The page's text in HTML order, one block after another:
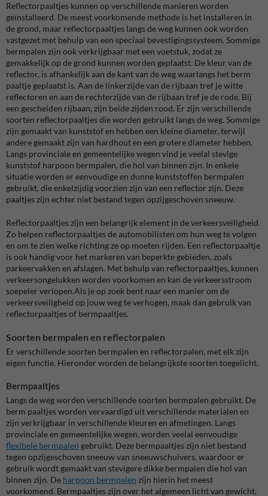
Reflectorpaaltjes kunnen op verschillende manieren worden
geïnstalleerd. De meest voorkomende methode is het installeren in
de grond, maar reflectorpaaltjes langs de weg kunnen ook worden
vastgezet met behulp van een speciaal bevestigingssysteem. Sommige
bermpalen zijn ook verkrijgbaar met een voetstuk, zodat ze
gemakkelijk op de grond kunnen worden geplaatst. De kleur van de
reflector, is afhankelijk aan de kant van de weg waarlangs het berm
paaltje geplaatst is. Aan de linkerzijde van de rijbaan tref je witte
reflectoren en aan de rechterzijde van de rijbaan tref je de rode. Bij
een gescheiden rijbaan, zijn beide zijden rood. Er zijn verschillende
soorten reflectorpaaltjes die worden gebruikt langs de weg. Sommige
zijn gemaakt van kunststof en hebben een kleine diameter, terwijl
andere gemaakt zijn van hardhout en een grotere diameter hebben.
Langs provinciale en gemeentelijke wegen vind je veelal stevige
kunststof harpoon bermpalen, die hol van binnen zijn. In enkele
situatie worden er eenvoudige en dunne kunststoffen bermpalen
gebruikt, die enkelzijdig voorzien zijn van een reflector zijn. Deze
paaltjes zijn echter niet bestand tegen opzijgeschoven sneeuw.
Reflectorpaaltjes zijn een belangrijk element in de verkeersveiligheid.
Zo helpen reflectorpaaltjes de automobilisten om hun weg te volgen
en om te zien welke richting ze op moeten rijden. Een reflectorpaaltje
is ook handig voor het markeren van beperkte gebieden, zoals
parkeervakken en afslagen. Met behulp van reflectorpaaltjes, kunnen
verkeersongelukken worden voorkomen en kan de verkeersstroom
soepeler verlopen.Als je op zoek bent naar een manier om de
verkeersveiligheid op jouw weg te verhogen, maak dan gebruik van
reflectorpaaltjes of bermpaaltjes.
Soorten bermpalen en reflectorpalen
Er verschillende soorten bermpalen en reflectorpalen, met elk zijn
eigen functie. Hieronder worden de belangrijkste soorten toegelicht.
Bermpaaltjes
Langs de weg worden verschillende soorten bermpalen gebruikt. De
berm paaltjes worden vervaardigd uit verschillende materialen en
zijn verkrijgbaar in verschillende kleuren en afmetingen. Langs
provinciale en gemeentelijke wegen, worden veelal eenvoudige
flexibele bermpalen gebruikt. Deze bermpaaltjes zijn niet bestand
tegen opzijgeschoven sneeuw van sneeuwschuivers, waardoor er
gebruik wordt gemaakt van stevigere dikke bermpalen die hol van
binnen zijn. De harpoon bermpalen zijn hierin het meest
voorkomend. Bermpaaltjes zijn over het algemeen licht van gewicht,